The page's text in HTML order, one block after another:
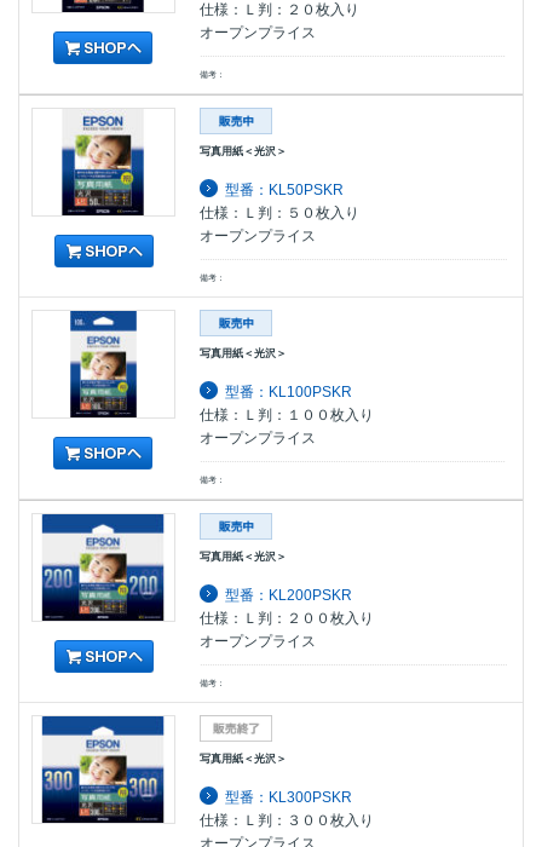
仕様：Ｌ判：２０枚入り
オープンプライス
備考：
写真用紙＜光沢＞
型番：KL50PSKR
仕様：Ｌ判：５０枚入り
オープンプライス
備考：
写真用紙＜光沢＞
型番：KL100PSKR
仕様：Ｌ判：１００枚入り
オープンプライス
備考：
写真用紙＜光沢＞
型番：KL200PSKR
仕様：Ｌ判：２００枚入り
オープンプライス
備考：
写真用紙＜光沢＞
型番：KL300PSKR
仕様：Ｌ判：３００枚入り